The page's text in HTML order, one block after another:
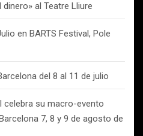
al Teatre Lliure
en BARTS Festival, Pole
del 8 al 11 de julio
celebra su macro-evento
7, 8 y 9 de agosto de